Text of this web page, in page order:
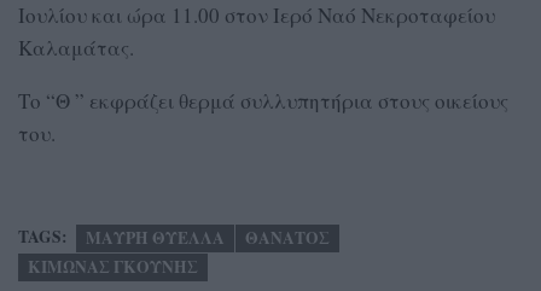
Ιουλίου και ώρα 11.00 στον Ιερό Ναό Νεκροταφείου
Καλαμάτας.
Το “Θ ” εκφράζει θερμά συλλυπητήρια στους οικείους
του.
TAGS: ΜΑΥΡΗ ΘΥΕΛΛΑ
ΘΑΝΑΤΟΣ
ΚΙΜΩΝΑΣ ΓΚΟΥΝΗΣ